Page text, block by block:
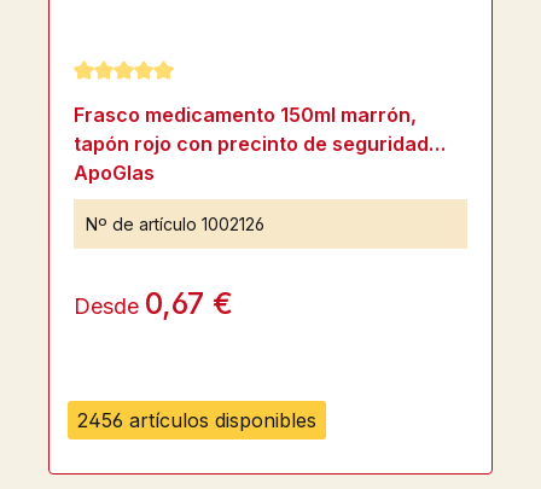
2456 artículos disponibles
Calificación promedio de 5 de 5 estrellas
Frasco medicamento 150ml marrón,
tapón rojo con precinto de seguridad
ApoGlas
Nº de artículo 1002126
Desde 0,67 €